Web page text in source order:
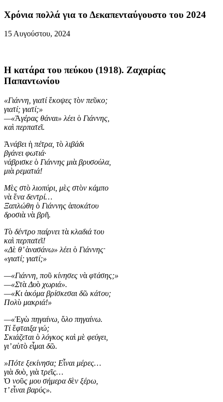
Χρόνια πολλά για το Δεκαπενταύγουστο του 2024
15 Αυγούστου, 2024
Η κατάρα του πεύκου (1918). Ζαχαρίας
Παπαντωνίου
«Γιάννη, γιατίἔκοψες τὸν πεῦκο;
γιατί; γιατί;»
—«Ἀγέρας θάναι» λέει ὁ Γιάννης,
καὶ περπατεῖ.
Ἀνάβει ἡ πέτρα, τὸ λιβάδι
βγάνει φωτιά·
νάβρισκεὁ Γιάννης μιὰ βρυσούλα,
μιὰ ρεματιά!
Μὲς στὸ λιοπύρι, μὲς στὸν κάμπο
νὰ ἕνα δεντρί…
Ξαπλώθη ὁ Γιάννης ἀποκάτου
δροσιὰ νὰ βρῆ.
Τὸ δέντρο παίρνει τὰ κλαδιά του
καὶ περπατεῖ!
«Δὲ θ’ἀνασάνω» λέει ὁ Γιάννηςˑ
«γιατί; γιατί;»
—«Γιάννη, ποῦ κίνησες νὰ φτάσης;»
—«Στὰ Δυὸ χωριά».
—«Κι ἀκόμα βρίσκεσαι δῶ κάτου;
Πολὺ μακριά!»
—«Ἐγὼ πηγαίνω, ὅλο πηγαίνω.
Τίἔφταιξα γώ;
Σκιάζεται ὁ λόγκος καὶ μὲ φεύγει,
γι’ αὐτὸ εἶμαι δῶ.
»Πότε ξεκίνησα; Εἶναι μέρες…
γιὰ δυὸ , γιὰ τρεῖς…
Ὁ νοῦς μου σήμερα δὲν ξέρω,
τ’ εἶναι βαρύς».